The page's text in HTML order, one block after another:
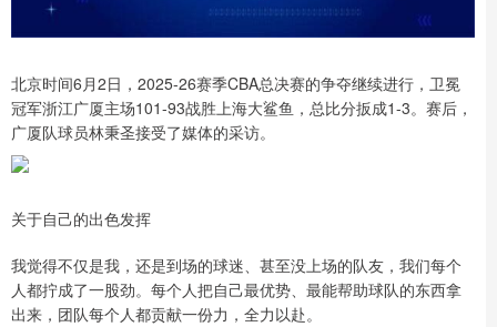
北京时间6月2日，2025-26赛季CBA总决赛的争夺继续进行，卫冕
冠军浙江广厦主场101-93战胜上海大鲨鱼，总比分扳成1-3。赛后，
广厦队球员林秉圣接受了媒体的采访。
关于自己的出色发挥
我觉得不仅是我，还是到场的球迷、甚至没上场的队友，我们每个
人都拧成了一股劲。每个人把自己最优势、最能帮助球队的东西拿
出来，团队每个人都贡献一份力，全力以赴。